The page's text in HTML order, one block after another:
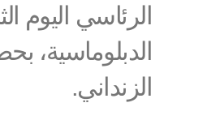
الرئاسي اليوم
الدبلوماسية،
الزنداني.